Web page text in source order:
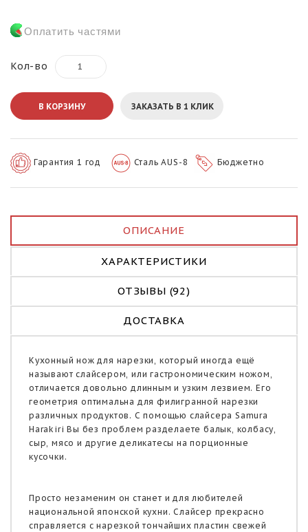
Оплатить частями
Кол-во
В КОРЗИНУ ЗАКАЗАТЬ В 1 КЛИК
Гарантия 1 год Сталь AUS-8 Бюджетно
ОПИСАНИЕ
ХАРАКТЕРИСТИКИ
ОТЗЫВЫ (92)
ДОСТАВКА
Кухонный нож для нарезки
, который иногда ещё
называют слайсером, или гастрономическим ножом,
отличается довольно длинным и узким лезвием. Его
геометрия оптимальна для филигранной нарезки
различных продуктов. С помощью слайсера Samura
Harakiri Вы без проблем разделаете балык, колбасу,
сыр, мясо и другие деликатесы на порционные
кусочки.
Просто незаменим он станет и для любителей
национальной японской кухни. Слайсер прекрасно
справляется с нарезкой тончайших пластин свежей